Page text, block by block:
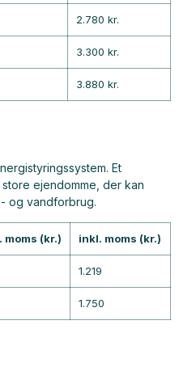
2.780 kr.
3.300 kr.
3.880 kr.
Et
ejendomme, der kan
og vandforbrug.
moms (kr.) inkl. moms (kr.)
1.219
1.750